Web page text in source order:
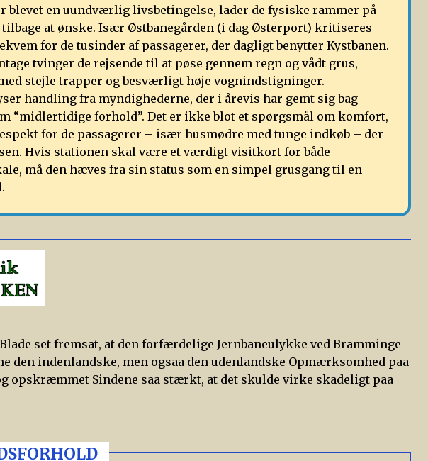
blevet en uundværlig livsbetingelse, lader de fysiske rammer på
at ønske. Især Østbanegården (i dag Østerport) kritiseres
for de tusinder af passagerer, der dagligt benytter Kystbanen.
tvinger de rejsende til at pøse gennem regn og vådt grus,
stejle trapper og besværligt høje vognindstigninger.
handling fra myndighederne, der i årevis har gemt sig bag
“midlertidige forhold”. Det er ikke blot et spørgsmål om komfort,
for de passagerer – især husmødre med tunge indkøb – der
Hvis stationen skal være et værdigt visitkort for både
må den hæves fra sin status som en simpel grusgang til en
set fremsat, at den forfærdelige Jernbaneulykke ved Bramminge
den indenlandske, men ogsaa den udenlandske Opmærksomhed paa
opskræmmet Sindene saa stærkt, at det skulde virke skadeligt paa